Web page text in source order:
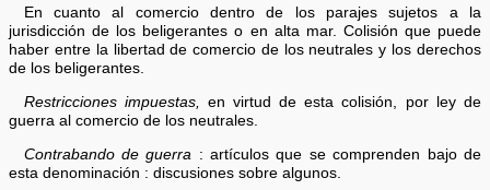
En cuanto al comercio dentro de los parajes sujetos a la
jurisdicción de los beligerantes o en alta mar. Colisión que puede
haber entre la libertad de comercio de los neutrales y los derechos
de los beligerantes.
Restricciones impuestas,
en virtud de esta colisión, por ley de
guerra al comercio de los neutrales.
Contrabando de guerra : artículos que se comprenden bajo de
esta denominación : discusiones sobre algunos.